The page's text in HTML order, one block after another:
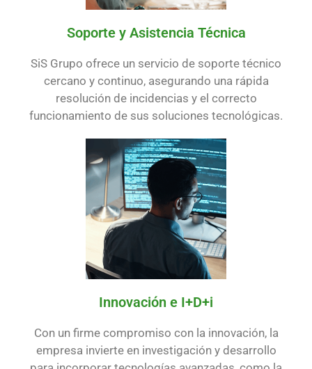
Soporte y Asistencia Técnica
SiS Grupo ofrece un servicio de soporte técnico
cercano y continuo, asegurando una rápida
resolución de incidencias y el correcto
funcionamiento de sus soluciones tecnológicas.
Innovación e I+D+i
Con un firme compromiso con la innovación, la
empresa invierte en investigación y desarrollo